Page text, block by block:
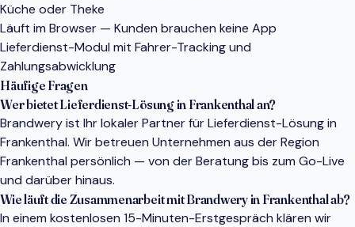
Küche oder Theke
Läuft im Browser — Kunden brauchen keine App
Lieferdienst-Modul mit Fahrer-Tracking und
Zahlungsabwicklung
Häufige Fragen
Wer bietet Lieferdienst-Lösung in Frankenthal an?
Brandwery ist Ihr lokaler Partner für Lieferdienst-Lösung in
Frankenthal. Wir betreuen Unternehmen aus der Region
Frankenthal persönlich — von der Beratung bis zum Go-Live
und darüber hinaus.
Wie läuft die Zusammenarbeit mit Brandwery in Frankenthal ab?
In einem kostenlosen 15-Minuten-Erstgespräch klären wir